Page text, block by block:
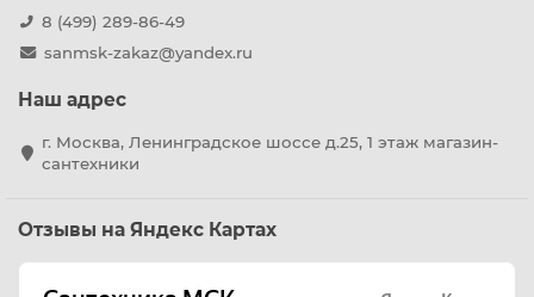
8 (499) 289-86-49
sanmsk-zakaz@yandex.ru
Наш адрес
г. Москва, Ленинградское шоссе д.25, 1 этаж магазин-
сантехники
Отзывы на Яндекс Картах